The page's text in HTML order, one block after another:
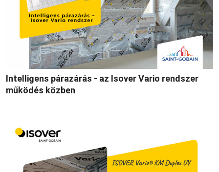
Intelligens párazárás - az Isover Vario rendszer
működés közben